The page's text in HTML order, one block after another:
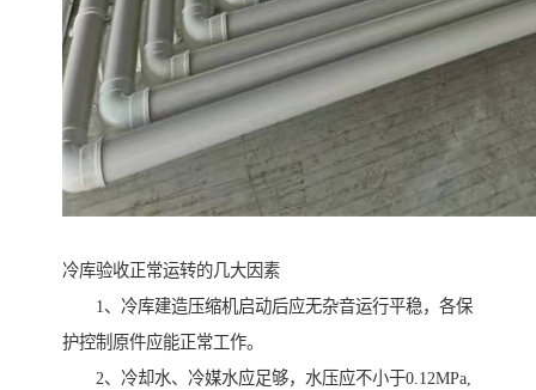
冷库验收正常运转的几大因素
1、冷库建造压缩机启动后应无杂音运行平稳，各保
护控制原件应能正常工作。
2、冷却水、冷媒水应足够，水压应不小于0.12MPa,